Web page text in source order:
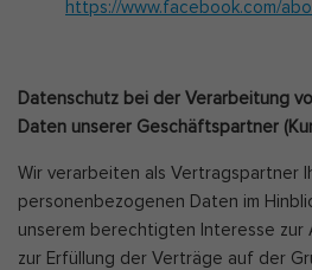
https://www.facebook.com/
Datenschutz bei der Verarbeitung
Daten unserer Geschäftspartner
Wir verarbeiten als Vertragspartner
personenbezogenen Daten im
unserem berechtigten Interesse
zur Erfüllung der Verträge auf der